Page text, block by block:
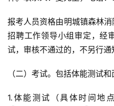
报考人员资格由明城镇森林消
招聘工作领导小组审定，经
试，审核不通过的，不另行通
（二）考试。包括体能测试和
1.体能测试（具体时间地